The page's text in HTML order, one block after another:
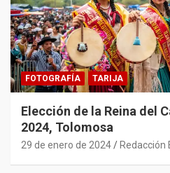
FOTOGRAFÍA TARIJA
Elección de la Reina del
2024, Tolomosa
29 de enero de 2024 Redacción